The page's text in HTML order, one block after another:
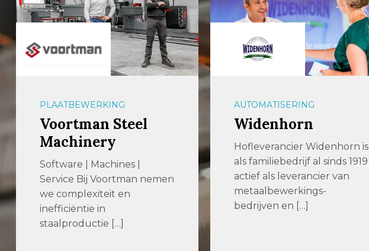
PLAATBEWERKING
Voortman Steel
Machinery
Software | Machines |
Service Bij Voortman nemen
we complexiteit en
inefficiëntie in
staalproductie […]
AUTOMATISERING
Widenhorn
Hofleverancier Widenhorn is
als familiebedrijf al sinds 1919
actief als leverancier van
metaalbewerkings-
bedrijven en […]